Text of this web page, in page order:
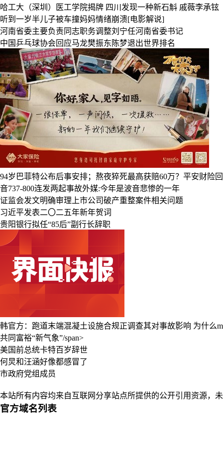
哈工大（深圳）医工学院揭牌 四川发现一种新石斛 戚薇李承铉
听到一岁半儿子被车撞妈妈情绪崩溃[电影解说]
河南省委主要负责同志职务调整刘宁任河南省委书记
中国乒乓球协会回应马龙樊振东陈梦退出世界排名
94岁巴菲特公布后事安排；熬夜猝死最高获赔60万？平安财险
音737-800连发两起事故外媒:今年是波音悲惨的一年
证监会发文明确审理上市公司破产重整案件相关问题
习近平发表二〇二五年新年贺词
贵阳银行拟任“85后”副行长辞职
韩官方：跑道末端混凝土设施合规正调查其对事故影响 为什么
共同富裕“新气象”/span>
美国前总统卡特百岁辞世
何炅和汪涵好像都感冒了
市政府党组成员
本站所有内容均来自互联网分享站点所提供的公开引用资源，
官方域名列表